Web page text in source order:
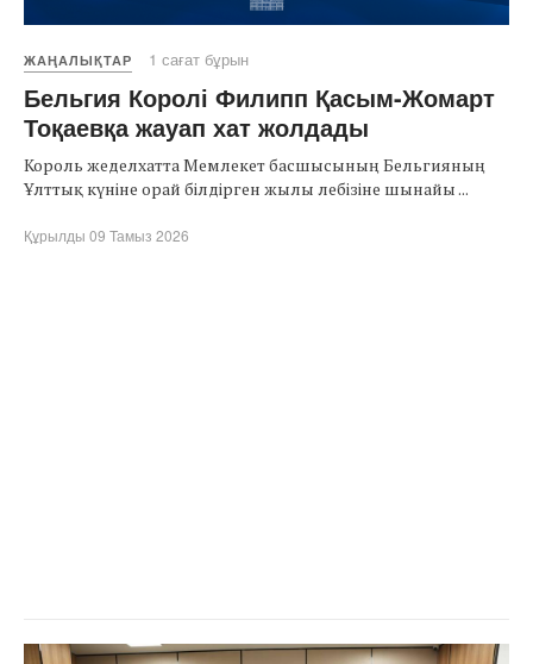
ЖАҢАЛЫҚТАР 1 сағат бұрын
Бельгия Королі Филипп Қасым-Жомарт
Тоқаевқа жауап хат жолдады
Король жеделхатта Мемлекет басшысының Бельгияның
Ұлттық күніне орай білдірген жылы лебізіне шынайы ...
Құрылды 09 Тамыз 2026